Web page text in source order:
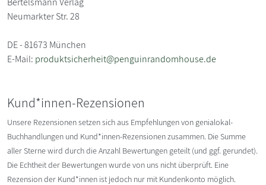
Neumarkter Str. 28
DE - 81673 München
E-Mail: produktsicherheit@penguinrandomhouse.de
Kund*innen-Rezensionen
Unsere Rezensionen setzen sich aus Empfehlungen von genialokal-
Buchhandlungen und Kund*innen-Rezensionen zusammen. Die Summe
aller Sterne wird durch die Anzahl Bewertungen geteilt (und ggf. gerundet).
Die Echtheit der Bewertungen wurde von uns nicht überprüft. Eine
Rezension der Kund*innen ist jedoch nur mit Kundenkonto möglich.